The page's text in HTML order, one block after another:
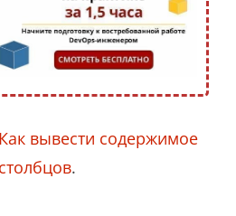
Как вывести содержимое
.